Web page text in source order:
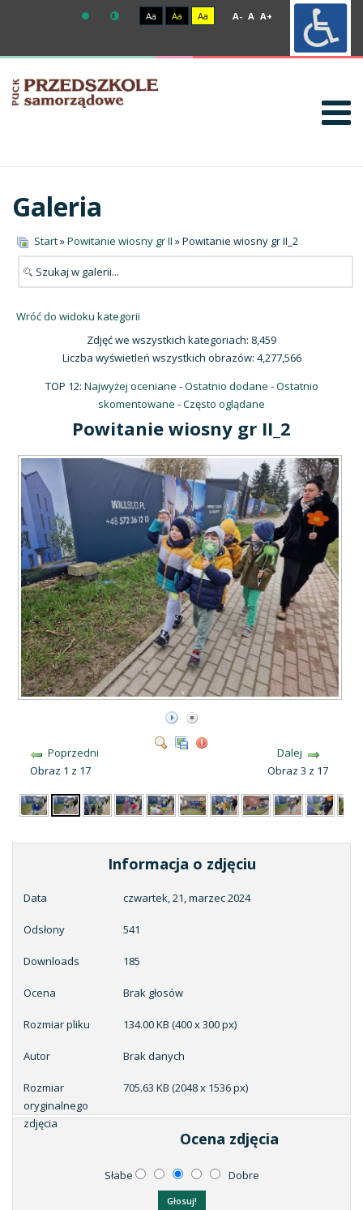
Aa Aa Aa A- A A+
Galeria
Start»Powitanie wiosny gr II » Powitanie wiosny gr II_2
Wróć do widoku kategorii
Zdjęć we wszystkich kategoriach: 8,459
Liczba wyświetleń wszystkich obrazów: 4,277,566
TOP 12: Najwyżej oceniane -Ostatnio dodane -Ostatnio
skomentowane -Często oglądane
Powitanie wiosny gr II_2
Poprzedni
Obraz 1 z 17
Dalej
Obraz 3 z 17
Informacja o zdjęciu
Data czwartek, 21, marzec 2024
Odsłony 541
Downloads 185
Ocena Brak głosów
Rozmiar pliku 134.00 KB (400 x 300 px)
Autor Brak danych
Rozmiar
oryginalnego
zdjęcia
705.63 KB (2048 x 1536 px)
Ocena zdjęcia
Słabe Dobre